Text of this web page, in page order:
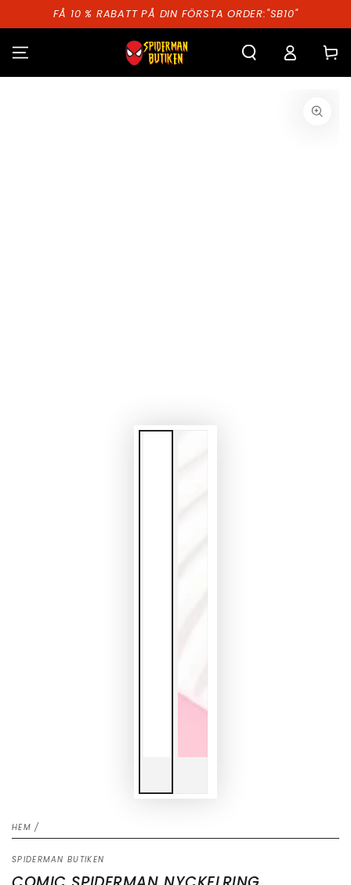
HOPPA TILL
INNEHÅLLET
FÅ 10 % RABATT PÅ DIN FÖRSTA ORDER:"SB10"
HEM /
SPIDERMAN BUTIKEN